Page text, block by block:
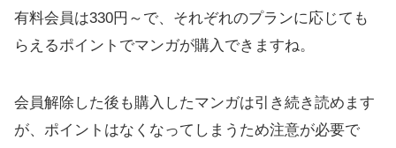
有料会員は330円～で、それぞれのプランに応じても
らえるポイントでマンガが購入できますね。
会員解除した後も購入したマンガは引き続き読めます
が、ポイントはなくなってしまうため注意が必要で